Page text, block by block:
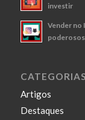
investir
Vender no
poderosos
CATEGORIAS
Artigos
Destaques